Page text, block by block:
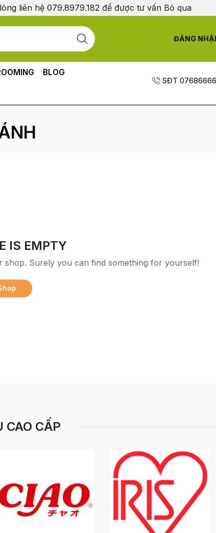
liên hệ 079.8979.182 để được tư vấn Bỏ qua
ĐĂNG
BLOG
SĐT
IS EMPTY
shop. Surely you can find something for yourself!
CAO CẤP